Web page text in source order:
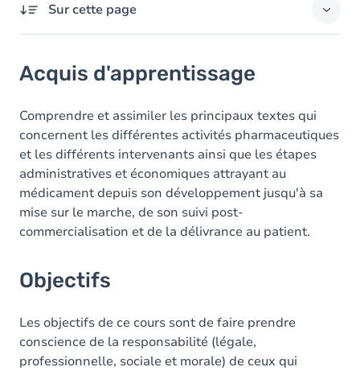
Sur cette page
Objectifs
Contenu
Table des matières
Acquis d'apprentissage
Comprendre et assimiler les principaux textes qui
concernent les différentes activités pharmaceutiques
et les différents intervenants ainsi que les étapes
administratives et économiques attrayant au
médicament depuis son développement jusqu'à sa
mise sur le marche, de son suivi post-
commercialisation et de la délivrance au patient.
Objectifs
Les objectifs de ce cours sont de faire prendre
conscience de la responsabilité (légale,
professionnelle, sociale et morale) de ceux qui